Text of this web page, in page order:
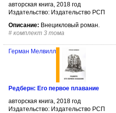
авторская книга, 2018 год
Издательство: Издательство РСП
Описание: Внецикловый роман.
# комплект 3 тома
Герман Мелвилл
Редберн: Его первое плавание
авторская книга, 2018 год
Издательство: Издательство РСП